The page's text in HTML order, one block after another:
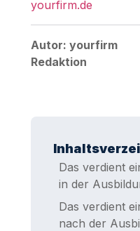
yourfirm.de
Autor: yourfirm
Redaktion
Das verdient
in der
Das verdient
nach der